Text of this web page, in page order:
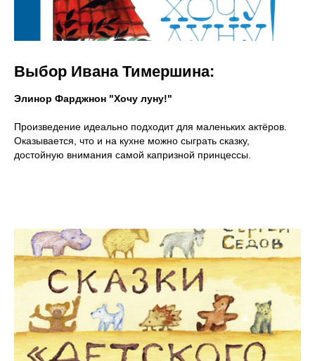
Выбор Ивана Тимершина:
Элинор Фарджнон "Хочу луну!"
Произведение идеально подходит для маленьких актёров.
Оказывается, что и на кухне можно сыграть сказку,
достойную внимания самой капризной принцессы.